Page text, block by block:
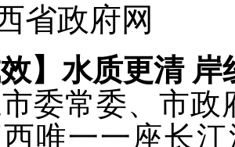
省政府网
效】水质更清
委常委、市
唯一一座长